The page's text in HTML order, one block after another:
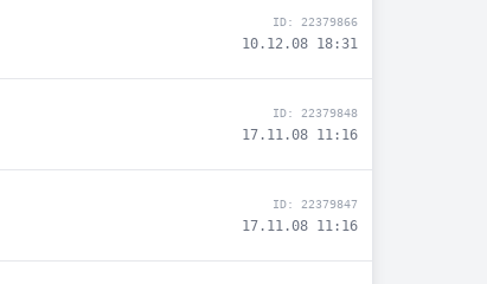
ID: 22379866
10.12.08 18:31
ID: 22379848
17.11.08 11:16
ID: 22379847
17.11.08 11:16